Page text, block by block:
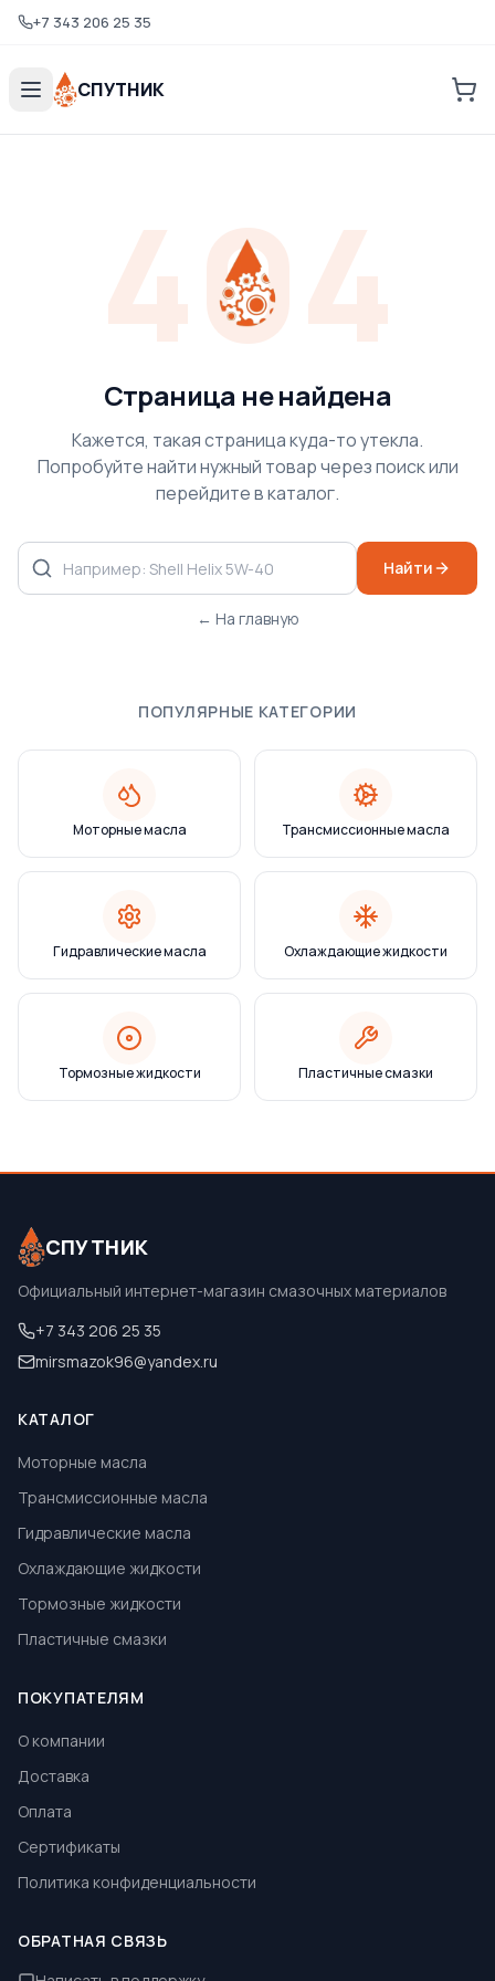
+7 343 206 25 35
СПУТНИК
404
Страница не найдена
Кажется, такая страница куда-то утекла.
Попробуйте найти нужный товар через поиск или
перейдите в каталог.
Найти
← На главную
ПОПУЛЯРНЫЕ КАТЕГОРИИ
Моторные масла Трансмиссионные масла
Гидравлические масла Охлаждающие жидкости
Тормозные жидкости Пластичные смазки
СПУТНИК
Официальный интернет-магазин смазочных материалов
+7 343 206 25 35
mirsmazok96@yandex.ru
КАТАЛОГ
Моторные масла
Трансмиссионные масла
Гидравлические масла
Охлаждающие жидкости
Тормозные жидкости
Пластичные смазки
ПОКУПАТЕЛЯМ
О компании
Доставка
Оплата
Сертификаты
Политика конфиденциальности
ОБРАТНАЯ СВЯЗЬ